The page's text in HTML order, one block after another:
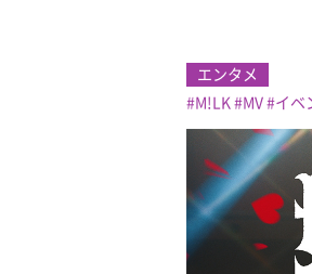
エンタメ
M!LK MV イベ